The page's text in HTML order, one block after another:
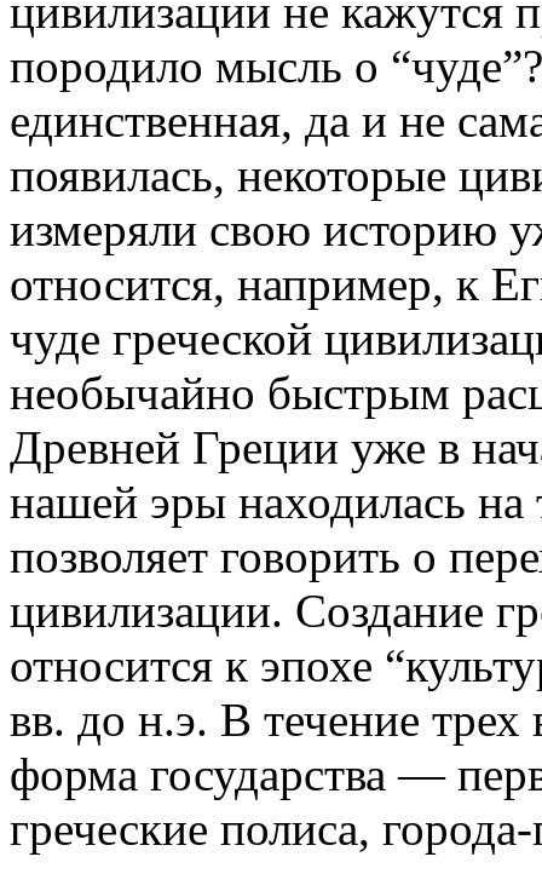
цивилизации не кажутся
породило мысль о
единственная, да и не
появилась, некоторые
измеряли свою историю
относится, например, к
чуде греческой
необычайно быстрым
Древней Греции уже в
нашей эры находилась на
позволяет говорить о
цивилизации. Создание
относится к эпохе
вв. до н.э. В течение трех
форма государства —
греческие полиса, города-